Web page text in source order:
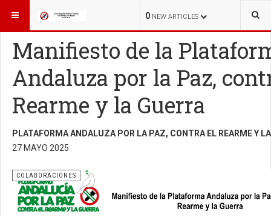
0 NEW ARTICLES
ESTÁ AQUÍ: COLABORACIONES COLABORACIONES
Manifiesto de la
Andaluza por la Paz,
Rearme y la Guerra
PLATAFORMA ANDALUZA POR LA PAZ, CONTRA EL REARME Y
27 MAYO 2025
COLABORACIONES